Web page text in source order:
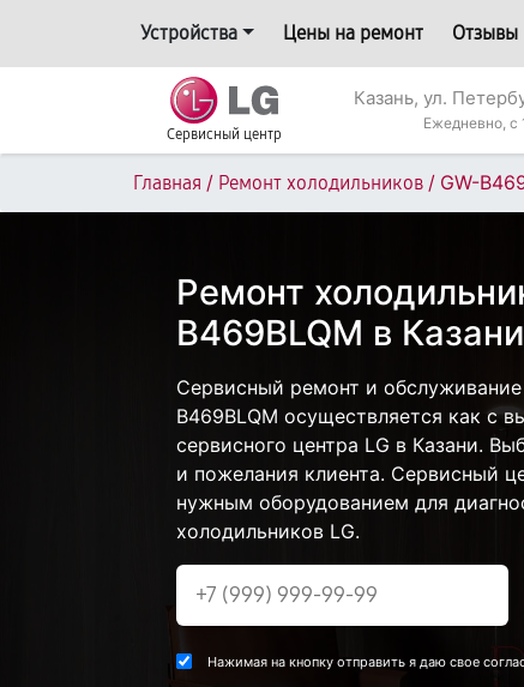
Устройства Цены на ремонт Отзывы
Сервисный центр
Казань, ул.
Ежедневно, с
Главная / Ремонт холодильников / GW-
Ремонт
B469BLQM в Казани
Сервисный ремонт и
B469BLQM осуществляется как с
сервисного центра LG в Казани.
и пожелания клиента. Сервисный
нужным оборудованием для
холодильников LG.
Нажимая на кнопку отправить я даю свое